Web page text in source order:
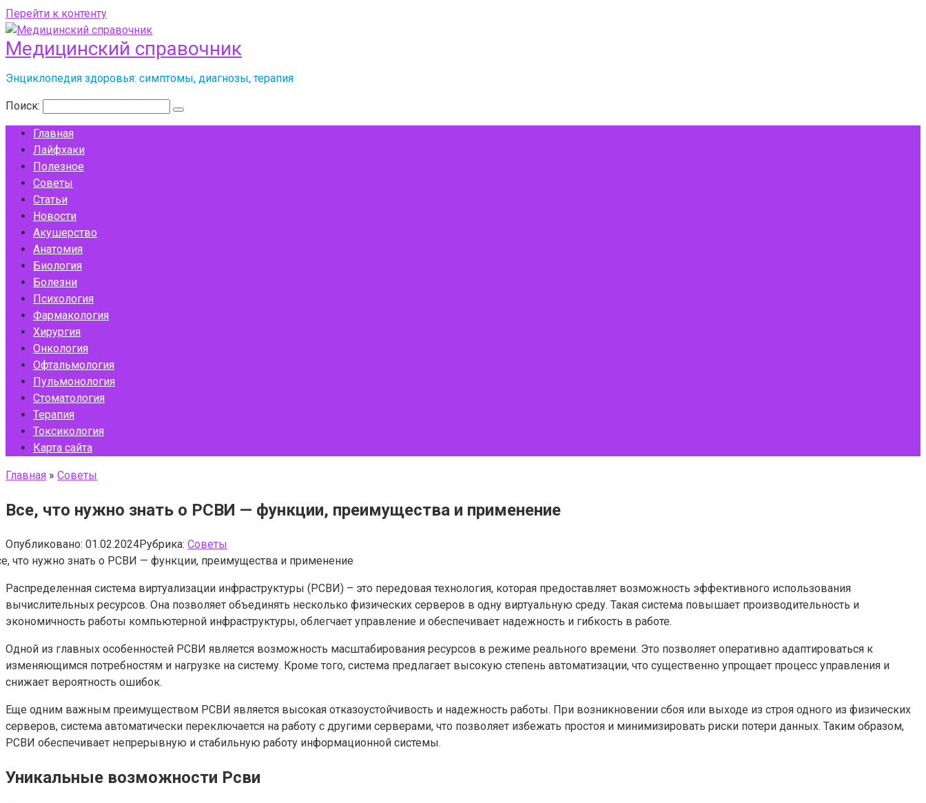
Перейти к контенту
Медицинский справочник
Энциклопедия здоровья: симптомы, диагнозы, терапия
Поиск:
Главная
Лайфхаки
Полезное
Советы
Статьи
Новости
Акушерство
Анатомия
Биология
Болезни
Психология
Фармакология
Хирургия
Онкология
Офтальмология
Пульмонология
Стоматология
Терапия
Токсикология
Карта сайта
Главная » Советы
Все, что нужно знать о РСВИ — функции, преимущества и применение
Опубликовано: 01.02.2024Рубрика: Советы
Распределенная система виртуализации инфраструктуры (РСВИ) – это передовая технология, которая предоставляет возможность эффективного использования
вычислительных ресурсов. Она позволяет объединять несколько физических серверов в одну виртуальную среду. Такая система повышает производительность и
экономичность работы компьютерной инфраструктуры, облегчает управление и обеспечивает надежность и гибкость в работе.
Одной из главных особенностей РСВИ является возможность масштабирования ресурсов в режиме реального времени. Это позволяет оперативно адаптироваться к
изменяющимся потребностям и нагрузке на систему. Кроме того, система предлагает высокую степень автоматизации, что существенно упрощает процесс управления и
снижает вероятность ошибок.
Еще одним важным преимуществом РСВИ является высокая отказоустойчивость и надежность работы. При возникновении сбоя или выходе из строя одного из физических
серверов, система автоматически переключается на работу с другими серверами, что позволяет избежать простоя и минимизировать риски потери данных. Таким образом,
РСВИ обеспечивает непрерывную и стабильную работу информационной системы.
Уникальные возможности Рсви